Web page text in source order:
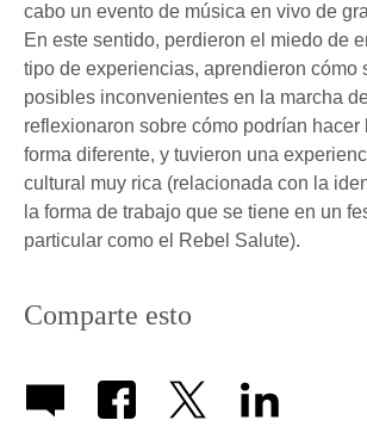
cabo un evento de música en vivo de
En este sentido, perdieron el miedo de
tipo de experiencias, aprendieron cómo
posibles inconvenientes en la marcha
reflexionaron sobre cómo podrían hacer
forma diferente, y tuvieron una
cultural muy rica (relacionada con la
la forma de trabajo que se tiene en un
particular como el Rebel Salute).
Comparte esto